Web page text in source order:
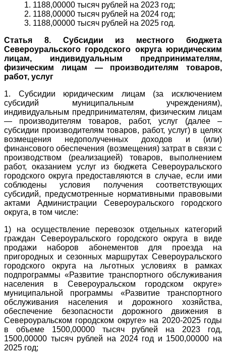
1. 1188,00000 тысяч рублей на 2023 год;
2. 1188,00000 тысяч рублей на 2024 год;
3. 1188,00000 тысяч рублей на 2025 год.
Статья 8. Субсидии из местного бюджета
Североуральского городского округа юридическим
лицам, индивидуальным предпринимателям,
физическим лицам — производителям товаров,
работ, услуг
1. Субсидии юридическим лицам (за исключением
субсидий муниципальным учреждениям),
индивидуальным предпринимателям, физическим лицам
— производителям товаров, работ, услуг (далее –
субсидии производителям товаров, работ, услуг) в целях
возмещения недополученных доходов и (или)
финансового обеспечения (возмещения) затрат в связи с
производством (реализацией) товаров, выполнением
работ, оказанием услуг из бюджета Североуральского
городского округа предоставляются в случае, если ими
соблюдены условия получения соответствующих
субсидий, предусмотренные нормативными правовыми
актами Администрации Североуральского городского
округа, в том числе:
1) на осуществление перевозок отдельных категорий
граждан Североуральского городского округа в виде
продажи наборов абонементов для проезда на
пригородных и сезонных маршрутах Североуральского
городского округа на льготных условиях в рамках
подпрограммы «Развитие транспортного обслуживания
населения в Североуральском городском округе»
муниципальной программы «Развитие транспортного
обслуживания населения и дорожного хозяйства,
обеспечение безопасности дорожного движения в
Североуральском городском округе» на 2020-2025 годы
в объеме 1500,00000 тысяч рублей на 2023 год,
1500,00000 тысяч рублей на 2024 год и 1500,00000 на
2025 год;